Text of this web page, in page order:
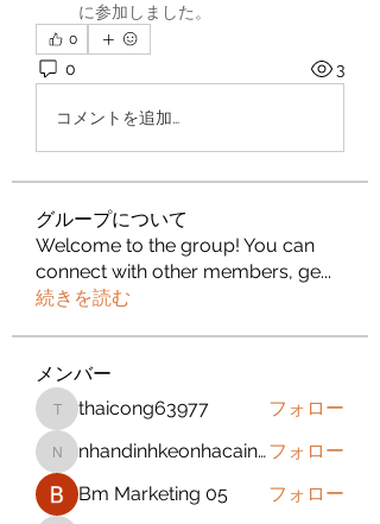
に参加しました。
0
0 3
コメントを追加…
グループについて
Welcome to the group! You can
connect with other members, ge...
続きを読む
メンバー
thaicong63977
thaicong63977 フォロー
nhandinhkeonhacainews nhandinhkeonhacainewsフォロー
Bm Marketing 05
フォロー